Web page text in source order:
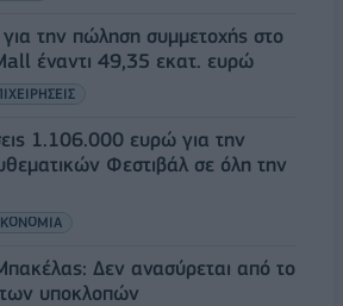
την πώληση συμμετοχής στο
έναντι 49,35 εκατ. ευρώ
1.106.000 ευρώ για την
Φεστιβάλ σε όλη την
Δεν ανασύρεται από το
υποκλοπών